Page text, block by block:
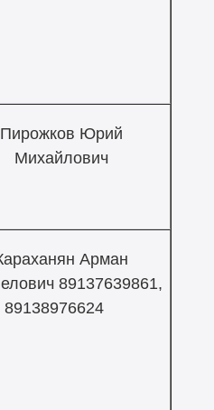
Пирожков Юрий
Михайлович
Арман
89137639861,
89138976624